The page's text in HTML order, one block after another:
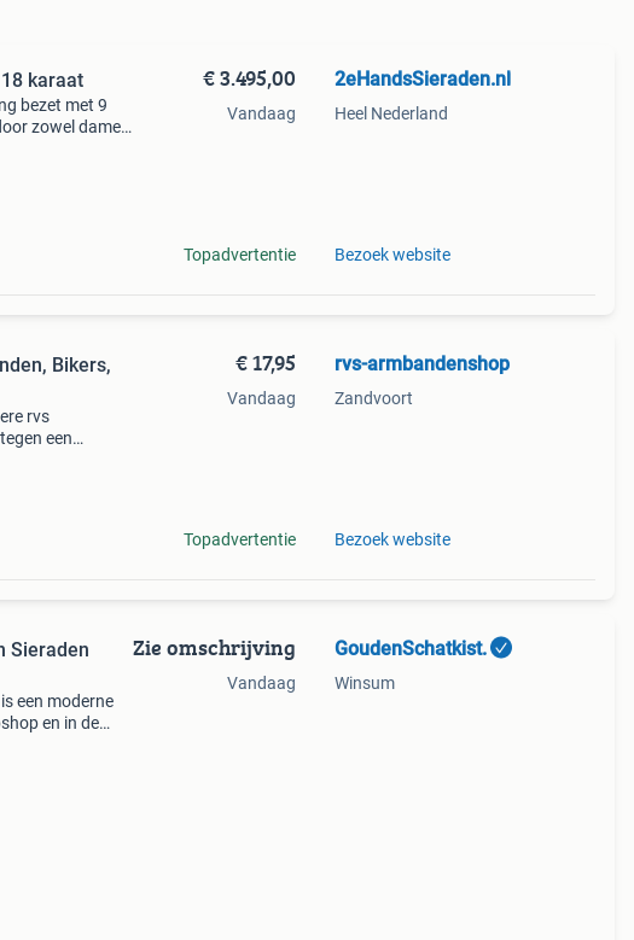
karaat
bezet met 9
zowel dames,
€ 3.495,00
Vandaag
Topadvertentie
2eHandsSieraden.nl
Heel Nederland
Bezoek website
Bikers,
rvs
een
€ 17,95
Vandaag
Topadvertentie
rvs-armbandenshop
Zandvoort
Bezoek website
Sieraden
een moderne
en in de
Zie omschrijving
Vandaag
GoudenSchatkist.
Winsum